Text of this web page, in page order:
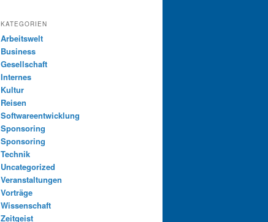
KATEGORIEN
Arbeitswelt
Business
Gesellschaft
Internes
Kultur
Reisen
Softwareentwicklung
Sponsoring
Sponsoring
Technik
Uncategorized
Veranstaltungen
Vorträge
Wissenschaft
Zeitgeist